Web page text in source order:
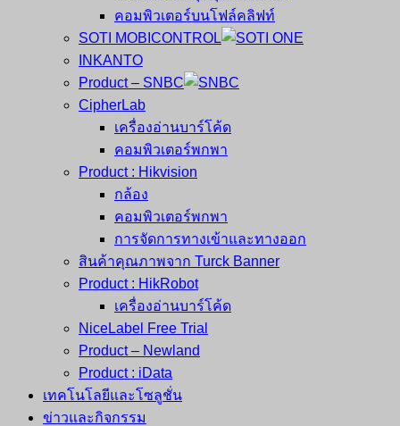
คอมพิวเตอร์บนโฟล์คลิฟท์
SOTI MOBICONTROL
INKANTO
Product – SNBC
CipherLab
เครื่องอ่านบาร์โค้ด
คอมพิวเตอร์พกพา
Product : Hikvision
กล้อง
คอมพิวเตอร์พกพา
การจัดการทางเข้าและทางออก
สินค้าคุณภาพจาก Turck Banner
Product : HikRobot
เครื่องอ่านบาร์โค้ด
NiceLabel Free Trial
Product – Newland
Product : iData
เทคโนโลยีและโซลูชั่น
ข่าวและกิจกรรม